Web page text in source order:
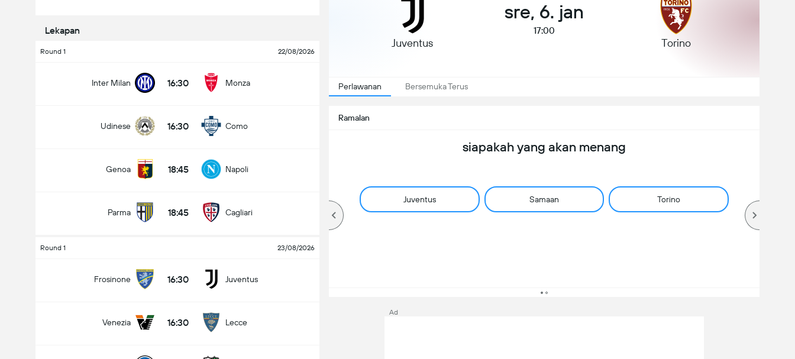
Lekapan
Round 1 22/08/2026
Inter Milan 16:30 Monza
Udinese 16:30 Como
Genoa 18:45 Napoli
Parma 18:45 Cagliari
Round 1 23/08/2026
Frosinone 16:30 Juventus
Venezia 16:30 Lecce
Juventus
sre, 6. jan
17:00
Torino
Perlawanan Bersemuka Terus
Ramalan
siapakah yang akan menang
Juventus Samaan Torino
Ad